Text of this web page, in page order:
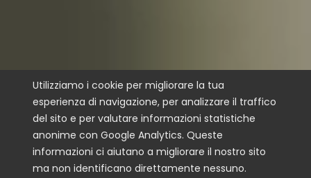
Utilizziamo i cookie per migliorare la tua
esperienza di navigazione, per analizzare il traffico
del sito e per valutare informazioni statistiche
anonime con Google Analytics. Queste
informazioni ci aiutano a migliorare il nostro sito
ma non identificano direttamente nessuno.